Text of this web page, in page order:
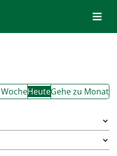
HeuteGehe zu Monat